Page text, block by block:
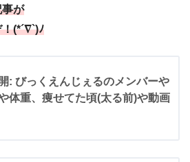
が
(*´∇`)ﾉ
: びっくえんじぇるのメンバーや
体重、痩せてた頃(太る前)や動画